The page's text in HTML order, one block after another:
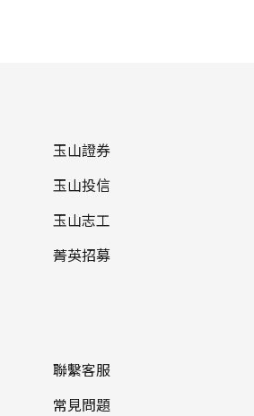
玉山證券
玉山投信
玉山志工
菁英招募
聯繫客服
常見問題